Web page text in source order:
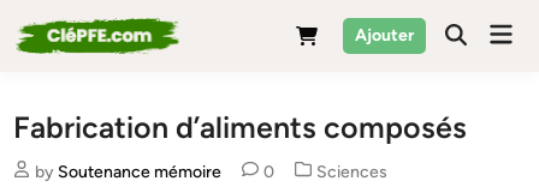
to
Ajouter
Fabrication d’aliments composés
by Soutenance mémoire 0
Posted
Sciences